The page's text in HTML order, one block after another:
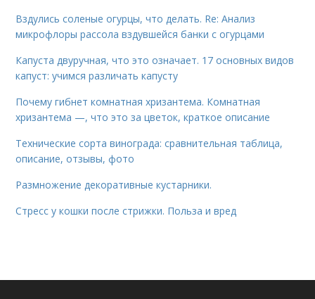
Вздулись соленые огурцы, что делать. Re: Анализ
микрофлоры рассола вздувшейся банки с огурцами
Капуста двуручная, что это означает. 17 основных видов
капуст: учимся различать капусту
Почему гибнет комнатная хризантема. Комнатная
хризантема —, что это за цветок, краткое описание
Технические сорта винограда: сравнительная таблица,
описание, отзывы, фото
Размножение декоративные кустарники.
Стресс у кошки после стрижки. Польза и вред